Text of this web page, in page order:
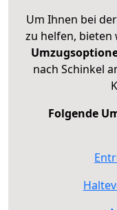
Um Ihnen bei
zu helfen, bieten
nach Schinkel
Folgende